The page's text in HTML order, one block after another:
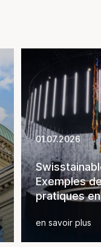
01.07.2026
Exemples
pratiques
en savoir plus